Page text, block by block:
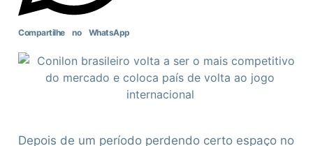
Compartilhe no WhatsApp
Depois de um período perdendo certo espaço no